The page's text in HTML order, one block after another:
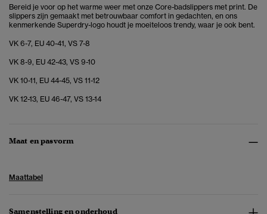
Bereid je voor op het warme weer met onze Core-badslippers met print. De
slippers zijn gemaakt met betrouwbaar comfort in gedachten, en ons
kenmerkende Superdry-logo houdt je moeiteloos trendy, waar je ook bent.
VK 6-7, EU 40-41, VS 7-8
VK 8-9, EU 42-43, VS 9-10
VK 10-11, EU 44-45, VS 11-12
VK 12-13, EU 46-47, VS 13-14
Maat en pasvorm
Maattabel
Samenstelling en onderhoud